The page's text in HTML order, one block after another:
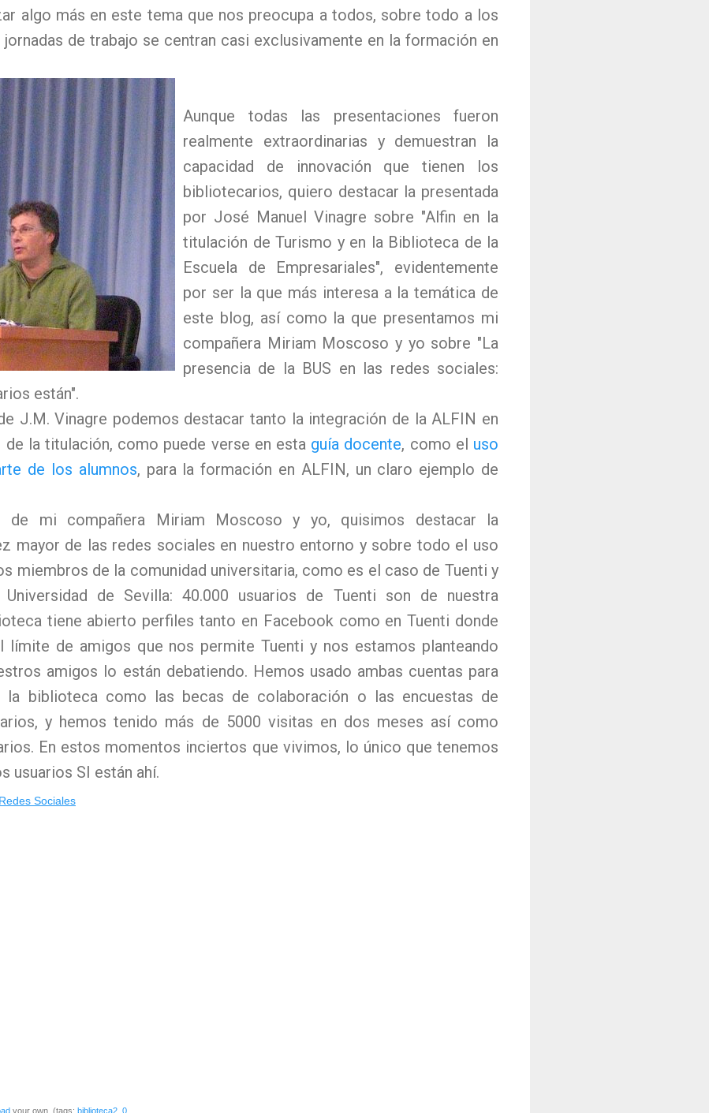
algo más en este tema que nos preocupa a todos, sobre todo a los
de trabajo se centran casi exclusivamente en la formación en
Aunque todas las presentaciones fueron
realmente extraordinarias y demuestran la
capacidad de innovación que tienen los
bibliotecarios, quiero destacar la presentada
por José Manuel Vinagre sobre "Alfin en la
titulación de Turismo y en la Biblioteca de la
Escuela de Empresariales", evidentemente
por ser la que más interesa a la temática de
este blog, así como la que presentamos mi
compañera Miriam Moscoso y yo sobre "La
presencia de la BUS en las redes sociales:
están".
J.M. Vinagre podemos destacar tanto la integración de la ALFIN en
de la titulación, como puede verse en esta guía docente, como el uso
de los alumnos, para la formación en ALFIN, un claro ejemplo de
de mi compañera Miriam Moscoso y yo, quisimos destacar la
mayor de las redes sociales en nuestro entorno y sobre todo el uso
miembros de la comunidad universitaria, como es el caso de Tuenti y
de Sevilla: 40.000 usuarios de Tuenti son de nuestra
tiene abierto perfiles tanto en Facebook como en Tuenti donde
límite de amigos que nos permite Tuenti y nos estamos planteando
amigos lo están debatiendo. Hemos usado ambas cuentas para
la biblioteca como las becas de colaboración o las encuestas de
y hemos tenido más de 5000 visitas en dos meses así como
En estos momentos inciertos que vivimos, lo único que tenemos
usuarios SI están ahí.
Sociales
your own. (tags: biblioteca2_0